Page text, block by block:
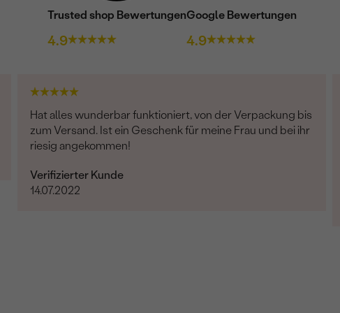
ABMESSUNGEN:
FORM:
HERKUNFT:
Trusted shop Bewertungen
4.9
Google Bewertungen
4.9
Hat alles wunderbar funktioniert, von der Verpackung bis
zum Versand. Ist ein Geschenk für meine Frau und bei ihr
riesig angekommen!
Verifizierter Kunde
14.07.2022